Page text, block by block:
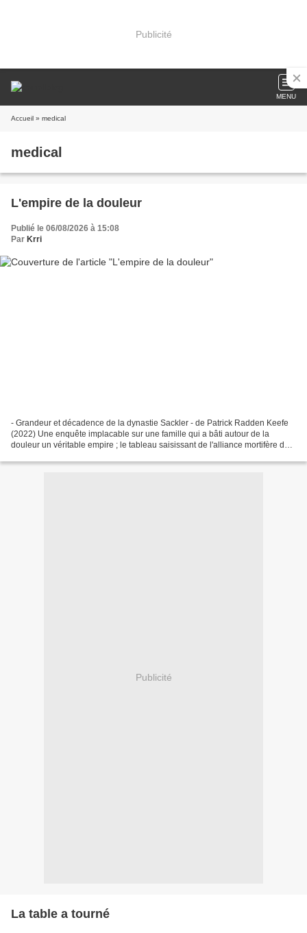
Publicité
MENU
Accueil » medical
medical
L'empire de la douleur
Publié le 06/08/2026 à 15:08
Par Krri
- Grandeur et décadence de la dynastie Sackler - de Patrick Radden Keefe
(2022) Une enquête implacable sur une famille qui a bâti autour de la
douleur un véritable empire ; le tableau saisissant de l'alliance mortifère du
Publicité
La table a tourné